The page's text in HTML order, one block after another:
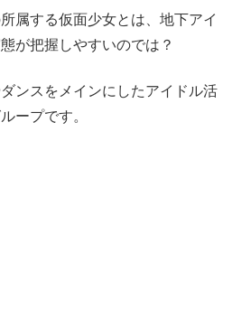
属する仮面少女とは、地下アイ
が把握しやすいのでは？
ンスをメインにしたアイドル活
ープです。